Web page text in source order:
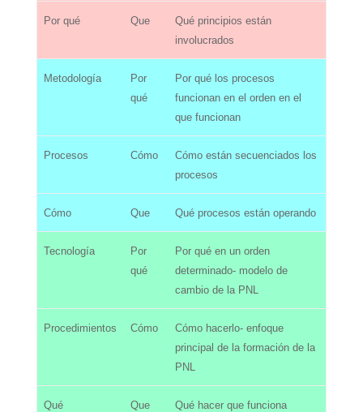
Por qué Que
Qué principios están
involucrados
Metodología
Por
qué
Por qué los procesos
funcionan en el orden en el
que funcionan
Procesos Cómo
Cómo están secuenciados los
procesos
Cómo Que Qué procesos están operando
Tecnología
Por
qué
Por qué en un orden
determinado- modelo de
cambio de la PNL
Procedimientos Cómo
Cómo hacerlo- enfoque
principal de la formación de la
PNL
Qué Que Qué hacer que funciona